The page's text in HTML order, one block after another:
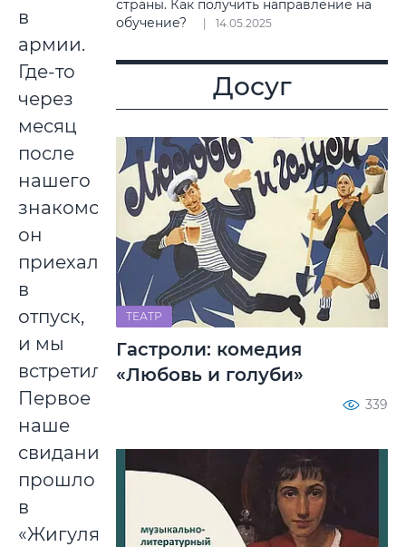
в
армии.
Где-то
через
месяц
после
нашего
знакомства
он
приехал
в
отпуск,
и мы
встретились.
Первое
наше
свидание
прошло
в
«Жигулях-
страны. Как получить направление на
обучение?
14.05.2025
Досуг
ТЕАТР
Гастроли: комедия
«Любовь и голуби»
339